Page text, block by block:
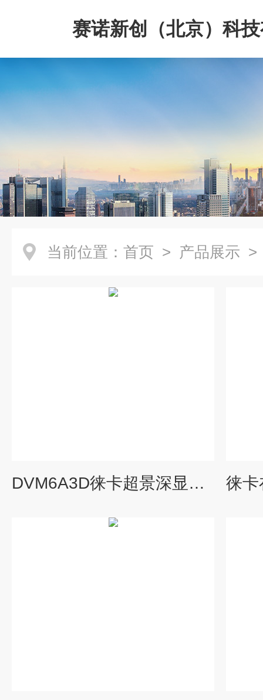
赛诺新创（北京）科
司
当前位置： 首页 > 产品展示
DVM6A3D徕卡超景深显微镜